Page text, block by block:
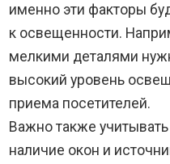
именно эти факторы
к освещенности.
мелкими деталями
высокий уровень
приема посетителей.
Важно также
наличие окон и